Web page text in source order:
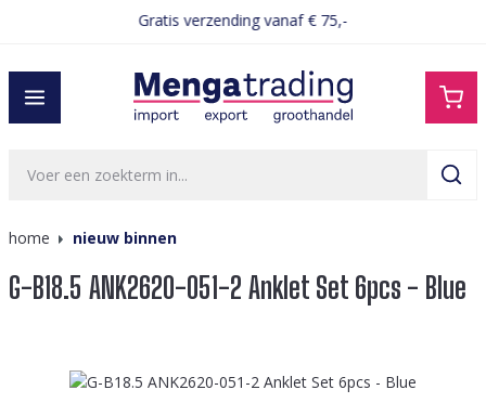
Gratis verzending vanaf € 75,-
home nieuw binnen
G-B18.5 ANK2620-051-2 Anklet Set 6pcs - Blue
Afbeeldingengalerij overslaan